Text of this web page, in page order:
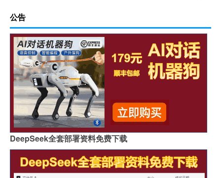
公告
DeepSeek全套部署资料免费下载